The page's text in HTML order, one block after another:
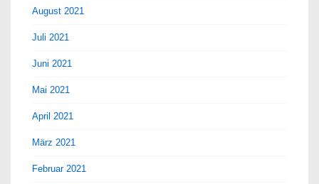
August 2021
Juli 2021
Juni 2021
Mai 2021
April 2021
März 2021
Februar 2021